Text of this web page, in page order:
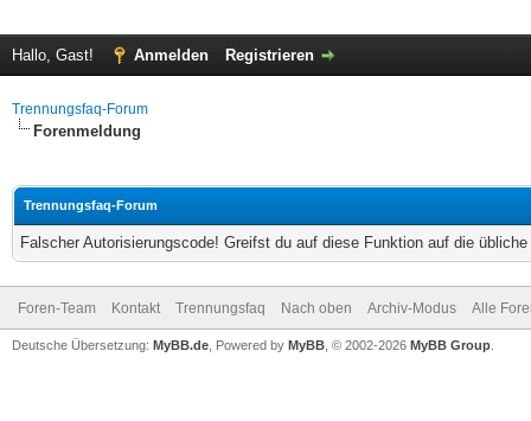
Hallo, Gast! Anmelden Registrieren
Trennungsfaq-Forum
Forenmeldung
Trennungsfaq-Forum
Falscher Autorisierungscode! Greifst du auf diese Funktion auf die
Foren-Team Kontakt Trennungsfaq Nach oben Archiv-Modus Alle
Deutsche Übersetzung: MyBB.de , Powered by MyBB , © 2002-2026 MyBB Group